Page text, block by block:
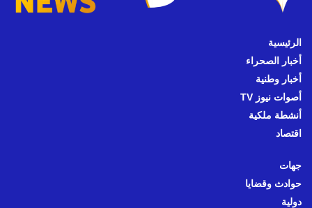
الرئيسية
أخبار الصحراء
أخبار وطنية
أصوات نيوز TV
أنشطة ملكية
اقتصاد
جهات
حوادث وقضايا
دولية